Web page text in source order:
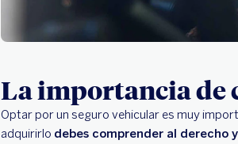
La importancia de
Optar por un seguro vehicular es muy
adquirirlo debes comprender al derecho